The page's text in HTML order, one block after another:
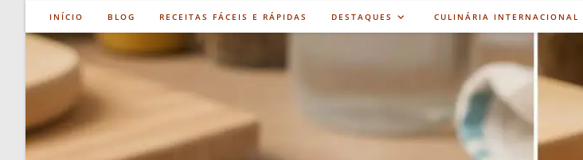
INÍCIO BLOG RECEITAS FÁCEIS E RÁPIDAS DESTAQUES CULINÁRIA INTERNACIONAL